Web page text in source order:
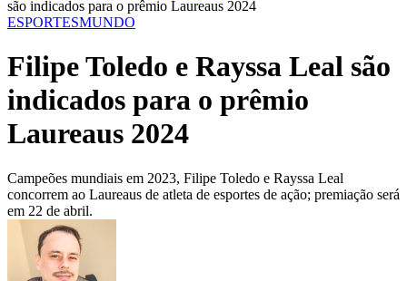
são indicados para o prêmio Laureaus 2024
ESPORTESMUNDO
Filipe Toledo e Rayssa Leal são
indicados para o prêmio
Laureaus 2024
Campeões mundiais em 2023, Filipe Toledo e Rayssa Leal
concorrem ao Laureaus de atleta de esportes de ação; premiação será
em 22 de abril.